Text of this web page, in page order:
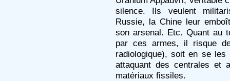
silence. Ils veulent
Russie, la Chine leur
son arsenal. Etc. Quant au
par ces armes, il risque
radiologique), soit en se
attaquant des centrales et
matériaux fissiles.